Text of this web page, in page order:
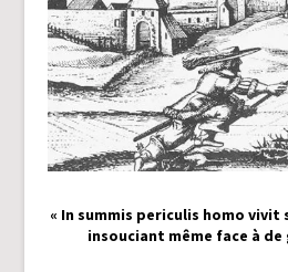
« In summis periculis homo vivit
insouciant même face à